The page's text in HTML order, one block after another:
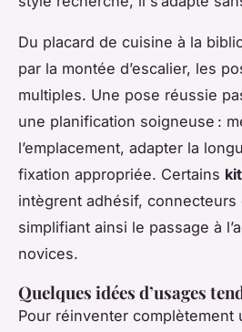
Du placard de cuisine à la
par la montée d’escalier, les
multiples. Une pose réussie
une planification soigneuse :
l’emplacement, adapter la
fixation appropriée. Certains
intègrent adhésif, connecteurs
simplifiant ainsi le passage à
novices.
Quelques idées d’usages
Pour réinventer complètement